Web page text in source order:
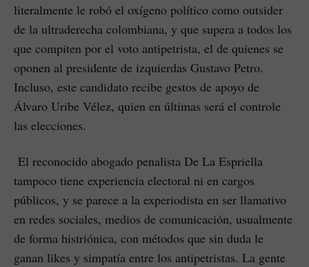
literalmente le robó el oxígeno político como outsider
de la ultraderecha colombiana, y que supera a todos los
que compiten por el voto antipetrista, el de quienes se
oponen al presidente de izquierdas Gustavo Petro.
Incluso, este candidato recibe gestos de apoyo de
Álvaro Uribe Vélez, quien en últimas será el controle
las elecciones.
El reconocido abogado penalista De La Espriella
tampoco tiene experiencia electoral ni en cargos
públicos, y se parece a la experiodista en ser llamativo
en redes sociales, medios de comunicación, usualmente
de forma histriónica, con métodos que sin duda le
ganan likes y simpatía entre los antipetristas. La gente